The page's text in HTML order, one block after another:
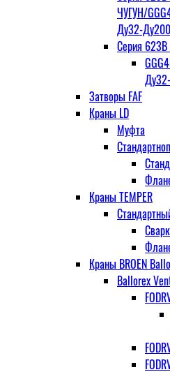
ЧУГУН/
Ду32-Ду200
Серия 623В
Затворы FAF
Краны LD
Муфта
Краны TEMPER
Краны BROEN
Ballorex